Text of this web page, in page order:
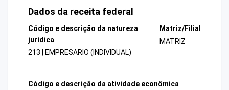
Dados da receita federal
Código e descrição da natureza
jurídica
213 | EMPRESARIO (INDIVIDUAL)
Matriz/Filial
MATRIZ
Código e descrição da atividade econômica